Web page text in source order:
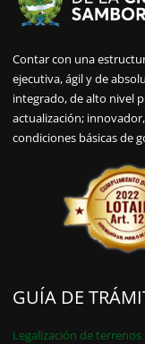
Contar con una
ejecutiva, ágil y de
integrado, de alto nivel
actualización;
condiciones básicas de
GUÍA DE
Legalización de terrenos